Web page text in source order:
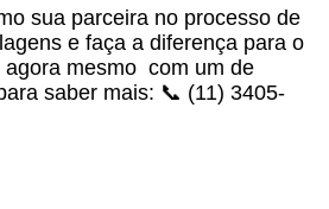
sua parceira no processo de
e faça a diferença para o
agora mesmo com um de
saber mais: 📞 (11) 3405-